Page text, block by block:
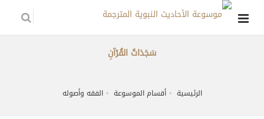
سَجَدَاتُ القُرْآنِ
الرئيسية أقسام الموسوعة الفقه وأصوله